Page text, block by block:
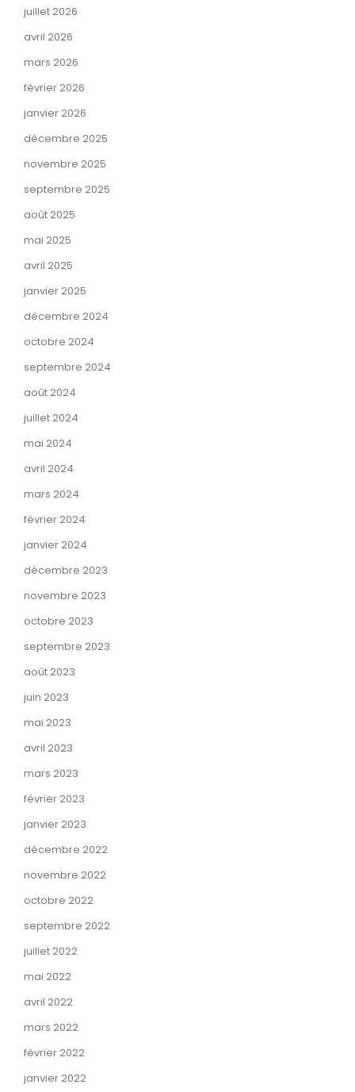
juillet 2026
avril 2026
mars 2026
février 2026
janvier 2026
décembre 2025
novembre 2025
septembre 2025
août 2025
mai 2025
avril 2025
janvier 2025
décembre 2024
octobre 2024
septembre 2024
août 2024
juillet 2024
mai 2024
avril 2024
mars 2024
février 2024
janvier 2024
décembre 2023
novembre 2023
octobre 2023
septembre 2023
août 2023
juin 2023
mai 2023
avril 2023
mars 2023
février 2023
janvier 2023
décembre 2022
novembre 2022
octobre 2022
septembre 2022
juillet 2022
mai 2022
avril 2022
mars 2022
février 2022
janvier 2022